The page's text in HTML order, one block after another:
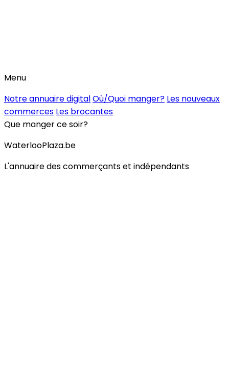
Menu
Notre annuaire digitalOù/Quoi manger? Les nouveaux
commerces Les brocantes
Que manger ce soir?
WaterlooPlaza.be
L'annuaire des commerçants et indépendants